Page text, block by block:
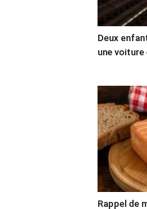
Deux
une voiture
Rappel de